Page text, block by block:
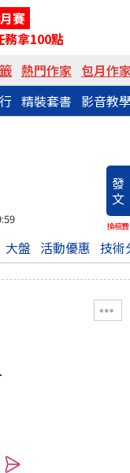
賽
務拿100點
熱門作家 包月作
精裝套書 影音教
發
文
換稿費
大盤 活動優惠 技術